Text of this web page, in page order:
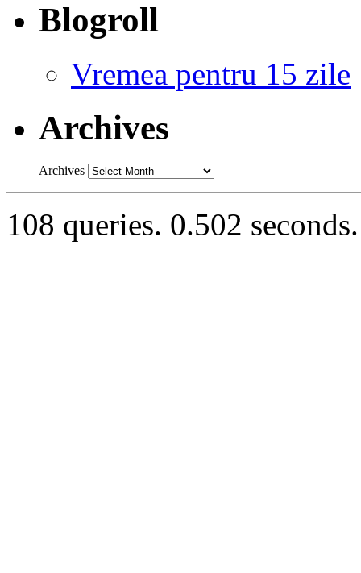
Blogroll
Vremea pentru 15 zile
Archives
Archives
108 queries. 0.502 seconds.